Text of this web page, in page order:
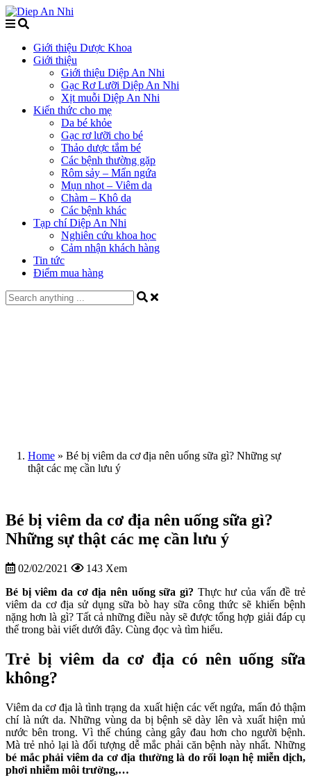
Giới thiệu Dược Khoa
Giới thiệu
Giới thiệu Diệp An Nhi
Gạc Rơ Lưỡi Diệp An Nhi
Xịt muỗi Diệp An Nhi
Kiến thức cho mẹ
Da bé khỏe
Gạc rơ lưỡi cho bé
Thảo dược tắm bé
Các bệnh thường gặp
Rôm sảy – Mẩn ngứa
Mụn nhọt – Viêm da
Chàm – Khô da
Các bệnh khác
Tạp chí Diệp An Nhi
Nghiên cứu khoa học
Cảm nhận khách hàng
Tin tức
Điểm mua hàng
Home » Bé bị viêm da cơ địa nên uống sữa gì? Những sự
thật các mẹ cần lưu ý
Bé bị viêm da cơ địa nên uống sữa gì?
Những sự thật các mẹ cần lưu ý
02/02/2021 143 Xem
Bé bị viêm da cơ địa nên uống sữa gì? Thực hư của vấn đề trẻ
viêm da cơ địa sử dụng sữa bò hay sữa công thức sẽ khiến bệnh
nặng hơn là gì? Tất cả những điều này sẽ được tổng hợp giải đáp cụ
thể trong bài viết dưới đây. Cùng đọc và tìm hiểu.
Trẻ bị viêm da cơ địa có nên uống sữa
không?
Viêm da cơ địa là tình trạng da xuất hiện các vết ngứa, mẩn đỏ thậm
chí là nứt da. Những vùng da bị bệnh sẽ dày lên và xuất hiện mủ
nước bên trong. Vì thế chúng càng gây đau hơn cho người bệnh.
Mà trẻ nhỏ lại là đối tượng dễ mắc phải căn bệnh này nhất. Những
bé mắc phải viêm da cơ địa thường là do rối loạn hệ miễn dịch,
phơi nhiễm môi trường,…